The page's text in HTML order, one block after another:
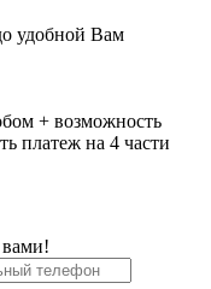
удобной Вам
+ возможность
платеж на 4 части
вами!